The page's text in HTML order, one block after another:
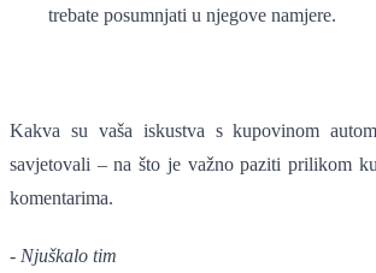
trebate posumnjati u njegove namjere.
Kakva su vaša iskustva s kupovinom
savjetovali – na što je važno paziti prilikom
komentarima.
- Njuškalo tim